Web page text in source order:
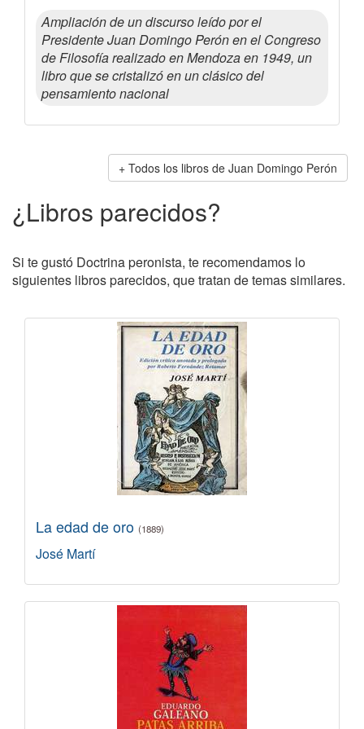
Ampliación de un discurso leído por el
Presidente Juan Domingo Perón en el Congreso
de Filosofía realizado en Mendoza en 1949, un
libro que se cristalizó en un clásico del
pensamiento nacional
Todos los libros de Juan Domingo Perón
¿Libros parecidos?
Si te gustó Doctrina peronista, te recomendamos lo
siguientes libros parecidos, que tratan de temas similares.
La edad de oro (1889)
José Martí